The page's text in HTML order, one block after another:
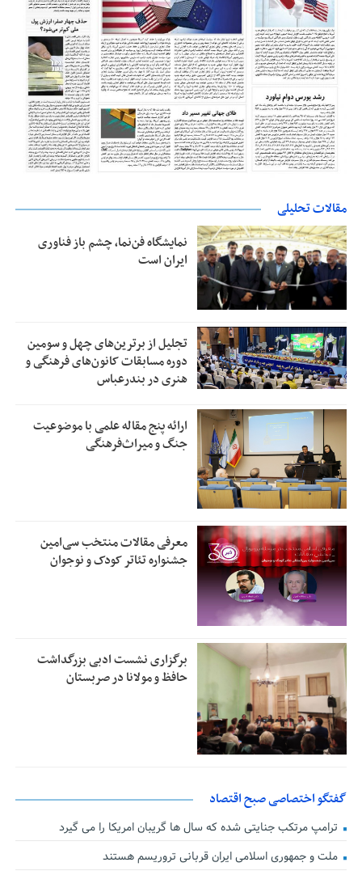
مقالات تحلیلی
نمایشگاه فن‌نما، چشم باز فناوری
ایران است
تجلیل از بر‌ترین‌های چهل و سومین
دوره مسابقات کانون‌های فرهنگی و
هنری در بندرعباس
ارائه پنج مقاله علمی با موضوعیت
جنگ و میراث‌فرهنگی
معرفی مقالات منتخب سی‌امین
جشنواره تئاتر کودک و نوجوان
برگزاری نشست ادبی بزرگداشت
حافظ و مولانا در صربستان
گفتگو اختصاصی صبح اقتصاد
ترامپ مرتکب جنایتی شده که سال ها گریبان امریکا را می گیرد
ملت و جمهوری اسلامی ایران قربانی تروریسم هستند